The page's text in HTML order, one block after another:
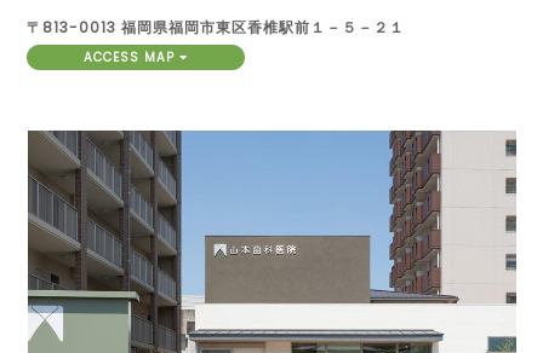
〒813-0013 福岡県福岡市東区香椎駅前１－５－２１
ACCESS MAP